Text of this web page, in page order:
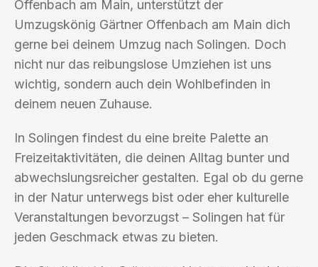
Offenbach am Main, unterstützt der
Umzugskönig Gärtner Offenbach am Main dich
gerne bei deinem Umzug nach Solingen. Doch
nicht nur das reibungslose Umziehen ist uns
wichtig, sondern auch dein Wohlbefinden in
deinem neuen Zuhause.
In Solingen findest du eine breite Palette an
Freizeitaktivitäten, die deinen Alltag bunter und
abwechslungsreicher gestalten. Egal ob du gerne
in der Natur unterwegs bist oder eher kulturelle
Veranstaltungen bevorzugst – Solingen hat für
jeden Geschmack etwas zu bieten.